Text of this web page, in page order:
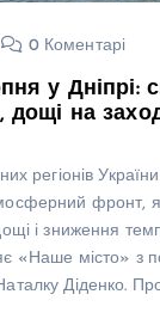
0 Коментарі
у Дніпрі:
дощі на
регіонів України
фронт,
і зниження
«Наше місто» з
Діденко.